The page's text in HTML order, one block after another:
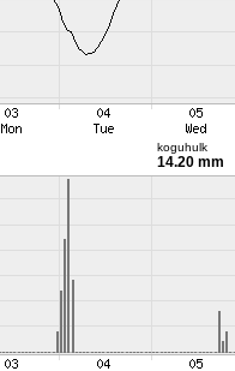
koguhulk
14.20 mm